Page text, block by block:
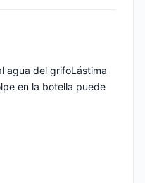
agua del grifoLástima
en la botella puede